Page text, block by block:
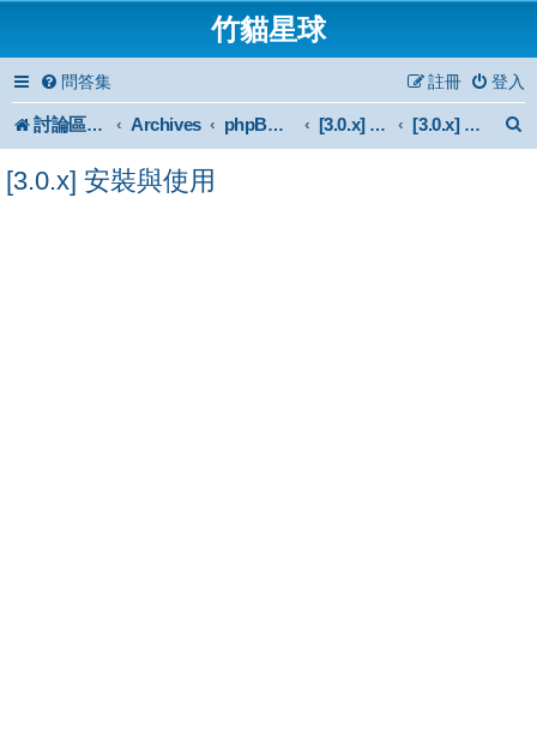
竹貓星球
問答集 登入
註冊
討論區首頁 Archives phpBB 3.0.x Forum Archive [3.0.x] Support [3.0.x] 安裝與使用
[3.0.x] 安裝與使用